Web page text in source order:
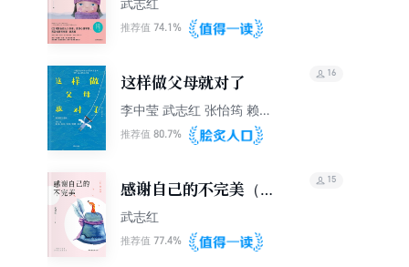
武志红
推荐值 74.1%
这样做父母就对了
李中莹 武志红 张怡筠 赖佩
霞等口述
推荐值 80.7%
16
感谢自己的不完美（升
级版）
武志红
推荐值 77.4%
15